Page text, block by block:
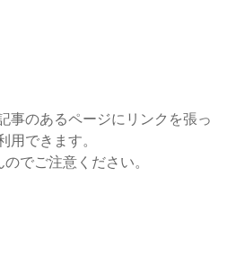
事のあるページにリンクを張っ
用できます。
でご注意ください。